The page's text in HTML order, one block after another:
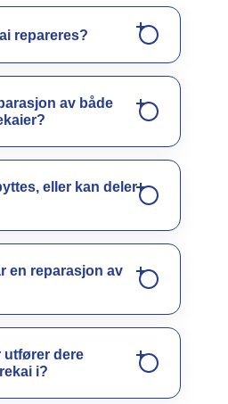
repareres?
av både
eller kan deler
en reparasjon av
utfører dere
i?